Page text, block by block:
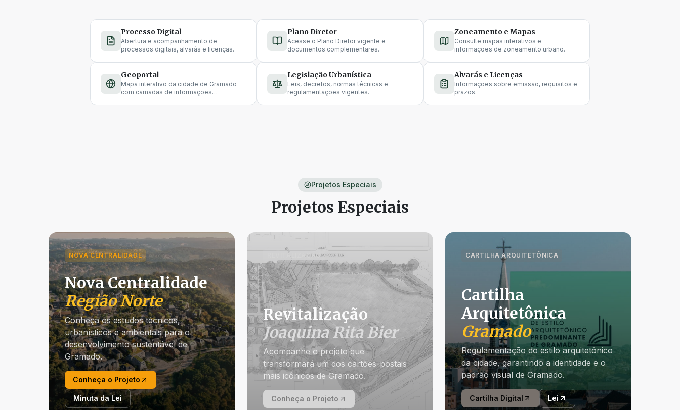
Processo Digital
Abertura e acompanhamento de
processos digitais, alvarás e licenças.
Plano Diretor
Acesse o Plano Diretor vigente e
documentos complementares.
Zoneamento e Mapas
Consulte mapas interativos e
informações de zoneamento urbano.
Geoportal
Mapa interativo da cidade de Gramado
com camadas de informações
Legislação Urbanística
Leis, decretos, normas técnicas e
regulamentações vigentes.
Alvarás e Licenças
Informações sobre emissão, requisitos e
prazos.
Projetos Especiais
Projetos Especiais
NOVA CENTRALIDADE
Nova Centralidade
Região Norte
Conheça os estudos técnicos,
urbanísticos e ambientais para o
desenvolvimento sustentável de
Gramado.
Conheça o Projeto
Minuta da Lei
REVITALIZAÇÃO
Revitalização
Joaquina Rita Bier
Acompanhe o projeto que
transformará um dos cartões-postais
mais icônicos de Gramado.
Conheça o Projeto
CARTILHA ARQUITETÔNICA
Cartilha
Arquitetônica
Gramado
Regulamentação do estilo arquitetônico
da cidade, garantindo a identidade e o
padrão visual de Gramado.
Cartilha Digital Lei